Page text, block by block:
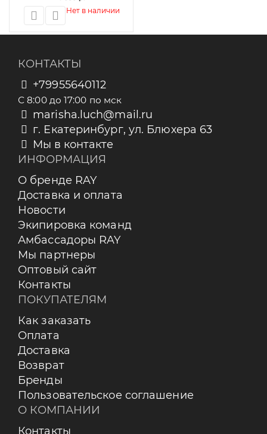
Нет в наличии
КОНТАКТЫ
+79955640112
С 8:00 до 17:00 по мск
marisha.luch@mail.ru
г. Екатеринбург, ул. Блюхера 63
Мы в контакте
ИНФОРМАЦИЯ
О бренде RAY
Доставка и оплата
Новости
Экипировка команд
Амбассадоры RAY
Мы партнеры
Оптовый сайт
Контакты
ПОКУПАТЕЛЯМ
Как заказать
Оплата
Доставка
Возврат
Бренды
Пользовательское соглашение
О КОМПАНИИ
Контакты